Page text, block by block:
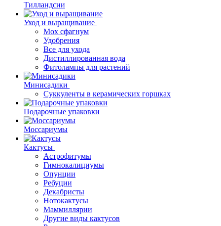
Тилландсии
Уход и выращивание
Мох сфагнум
Удобрения
Все для ухода
Дистиллированная вода
Фитолампы для растений
Минисадики
Суккуленты в керамических горшках
Подарочные упаковки
Моссариумы
Кактусы
Астрофитумы
Гимнокалициумы
Опунции
Ребуции
Декабристы
Нотокактусы
Маммиллярии
Другие виды кактусов